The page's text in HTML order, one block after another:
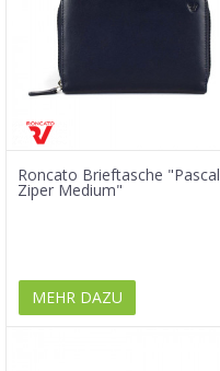
Roncato Brieftasche "Pascal
Ziper Medium"
MEHR DAZU